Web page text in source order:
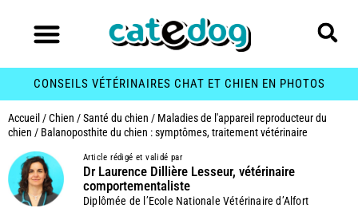
CONSEILS VÉTÉRINAIRES CHAT ET CHIEN EN PHOTOS
Accueil /Chien /Santé du chien / Maladies de l'appareil reproducteur du
chien / Balanoposthite du chien : symptômes, traitement vétérinaire
Article rédigé et validé par
Dr Laurence Dillière Lesseur, vétérinaire
comportementaliste
Diplômée de l’Ecole Nationale Vétérinaire d’Alfort